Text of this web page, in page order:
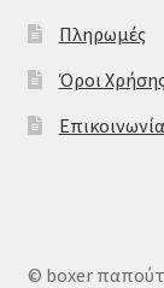
Πληρωμές
Όροι Χρήσης
© boxer